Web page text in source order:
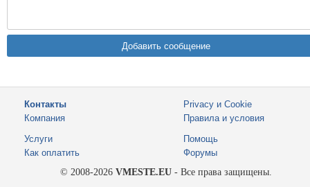
Контакты
Компания
Privacy и Cookie
Правила и условия
Услуги
Как оплатить
Помощь
Форумы
© 2008-2026 VMESTE.EU - Все права защищены.